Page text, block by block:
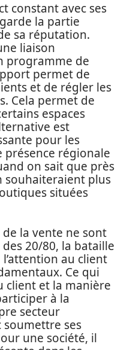
constant avec ses
la partie
sa réputation.
liaison
programme de
permet de
et de régler les
Cela permet de
espaces
est
pour les
régionale
on sait que près
souhaiteraient plus
situées
la vente ne sont
20/80, la bataille
au client
Ce qui
client et la manière
à la
secteur
ses
une société, il